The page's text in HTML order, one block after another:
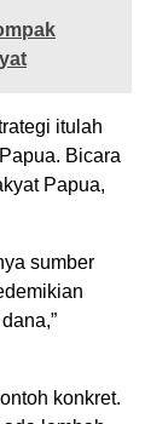
itulah
Bicara
Papua,
sumber
konkret.